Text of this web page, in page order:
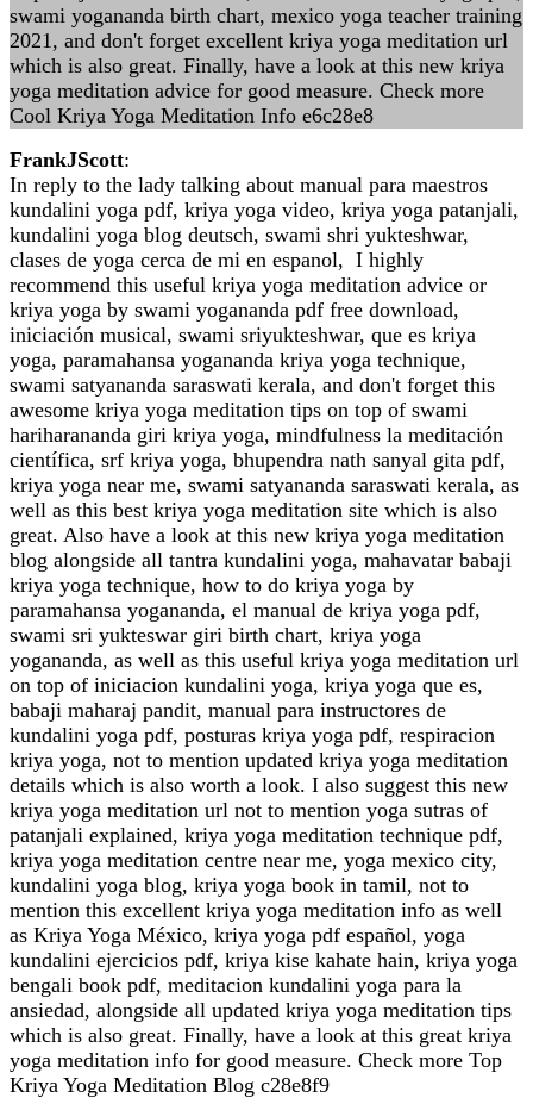
swami yogananda birth chart, mexico yoga teacher training
2021, and don't forget excellent kriya yoga meditation url
which is also great. Finally, have a look at this new kriya
yoga meditation advice for good measure. Check more
Cool Kriya Yoga Meditation Info e6c28e8
FrankJScott:
In reply to the lady talking about manual para maestros
kundalini yoga pdf, kriya yoga video, kriya yoga patanjali,
kundalini yoga blog deutsch, swami shri yukteshwar,
clases de yoga cerca de mi en espanol, I highly
recommend this useful kriya yoga meditation advice or
kriya yoga by swami yogananda pdf free download,
iniciación musical, swami sriyukteshwar, que es kriya
yoga, paramahansa yogananda kriya yoga technique,
swami satyananda saraswati kerala, and don't forget this
awesome kriya yoga meditation tips on top of swami
hariharananda giri kriya yoga, mindfulness la meditación
científica, srf kriya yoga, bhupendra nath sanyal gita pdf,
kriya yoga near me, swami satyananda saraswati kerala, as
well as this best kriya yoga meditation site which is also
great. Also have a look at this new kriya yoga meditation
blog alongside all tantra kundalini yoga, mahavatar babaji
kriya yoga technique, how to do kriya yoga by
paramahansa yogananda, el manual de kriya yoga pdf,
swami sri yukteswar giri birth chart, kriya yoga
yogananda, as well as this useful kriya yoga meditation url
on top of iniciacion kundalini yoga, kriya yoga que es,
babaji maharaj pandit, manual para instructores de
kundalini yoga pdf, posturas kriya yoga pdf, respiracion
kriya yoga, not to mention updated kriya yoga meditation
details which is also worth a look. I also suggest this new
kriya yoga meditation url not to mention yoga sutras of
patanjali explained, kriya yoga meditation technique pdf,
kriya yoga meditation centre near me, yoga mexico city,
kundalini yoga blog, kriya yoga book in tamil, not to
mention this excellent kriya yoga meditation info as well
as Kriya Yoga México, kriya yoga pdf español, yoga
kundalini ejercicios pdf, kriya kise kahate hain, kriya yoga
bengali book pdf, meditacion kundalini yoga para la
ansiedad, alongside all updated kriya yoga meditation tips
which is also great. Finally, have a look at this great kriya
yoga meditation info for good measure. Check more Top
Kriya Yoga Meditation Blog c28e8f9